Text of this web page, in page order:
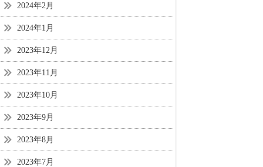
2024年2月
2024年1月
2023年12月
2023年11月
2023年10月
2023年9月
2023年8月
2023年7月